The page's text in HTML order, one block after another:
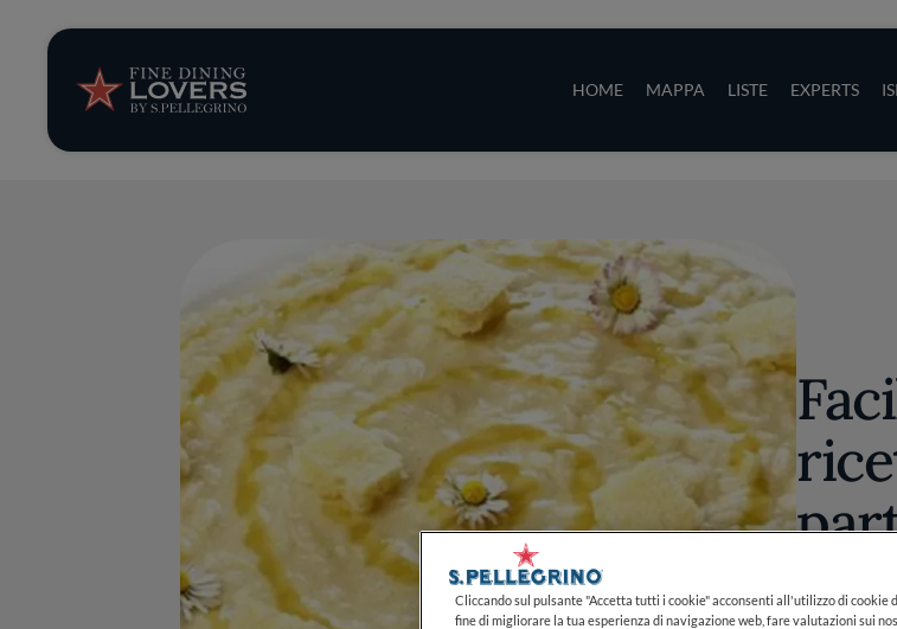
HOME MAPPA LISTE EXPERTS
Storie e tendenze
Ricette
Trucchi e consigli
Serie
16 FEB 2015
Cliccando sul pulsante "Accetta tutti i cookie" acconsenti all'utilizzo di cookie
fine di migliorare la tua esperienza di navigazione web, fare valutazioni sui